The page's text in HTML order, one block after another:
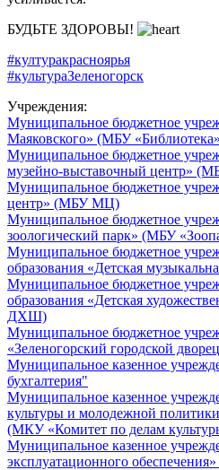
БУДЬТЕ ЗДОРОВЫ!
#културакрасноярья
#культураЗеленогорск
Учреждения:
Муниципальное бюджетное
Маяковского» (МБУ
Муниципальное бюджетное
музейно-выставочный центр»
Муниципальное бюджетное
центр» (МБУ МЦ)
Муниципальное бюджетное
зоологический парк» (МБУ
Муниципальное бюджетное
образования «Детская
Муниципальное бюджетное
образования «Детская
ДХШ)
Муниципальное бюджетное
«Зеленогорский городской
Муниципальное казенное
бухгалтерия"
Муниципальное казенное
культуры и молодежной политики
(МКУ «Комитет по делам
Муниципальное казенное
эксплуатационного